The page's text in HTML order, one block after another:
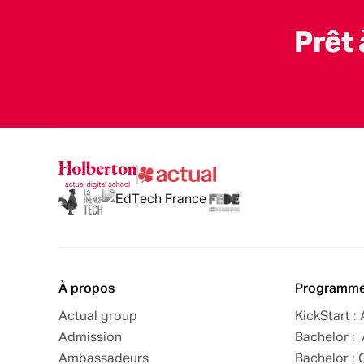
Prêt
À propos
Actual group
Admission
Ambassadeurs
KickStart :
Bachelor :
Bachelor :